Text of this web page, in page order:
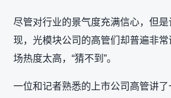
尽管对行业的景气度充满信心，但
现，光模块公司的高管们却普遍非
场热度太高，“猜不到”。
一位和记者熟悉的上市公司高管讲